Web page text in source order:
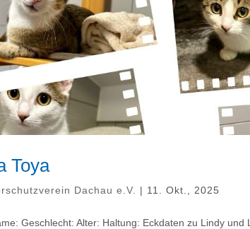
Toya
Dachau e.V. | 11. Okt., 2025
Geschlecht: Alter: Haltung: Eckdaten zu Lindy